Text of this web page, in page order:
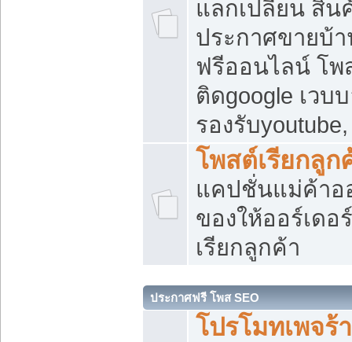
แลกเปลี่ยน สิน
ประกาศขายบ้
ฟรีออนไลน์ โพ
ติดgoogle เวบ
รองรับ
โพสต์เรียกลูก
แคปชั่นแม่ค้าอ
ของให้ออร์เดอ
เรียกลูกค้า
ประกาศฟรี โพส SEO
โปรโมทเพจร้